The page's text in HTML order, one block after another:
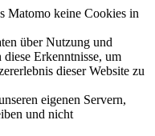
Matomo keine Cookies in
über Nutzung und
Erkenntnisse, um
dieser Website zu
eigenen Servern,
und nicht